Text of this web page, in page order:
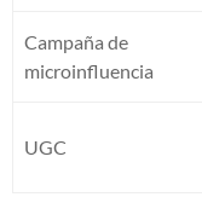
Campaña de
microinfluencia
UGC